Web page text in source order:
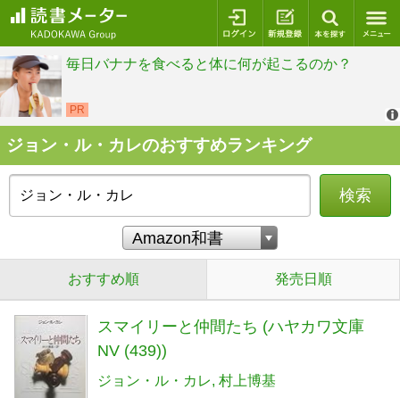
ログイン 新規登録
ジョン・ル・カレのおすすめランキング
検索
おすすめ順 発売日順
スマイリーと仲間たち (ハヤカワ文庫
NV (439))
ジョン・ル・カレ 村上博基